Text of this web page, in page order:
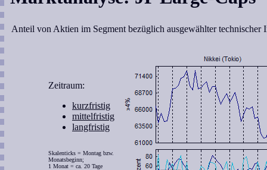
Anteil von Aktien im Segment bezüglich ausgewählter technischer
Zeitraum:
kurzfristig
mittelfristig
langfristig
Skalenticks = Montag bzw.
Monatsbeginn;
1 Monat = ca. 20 Tage